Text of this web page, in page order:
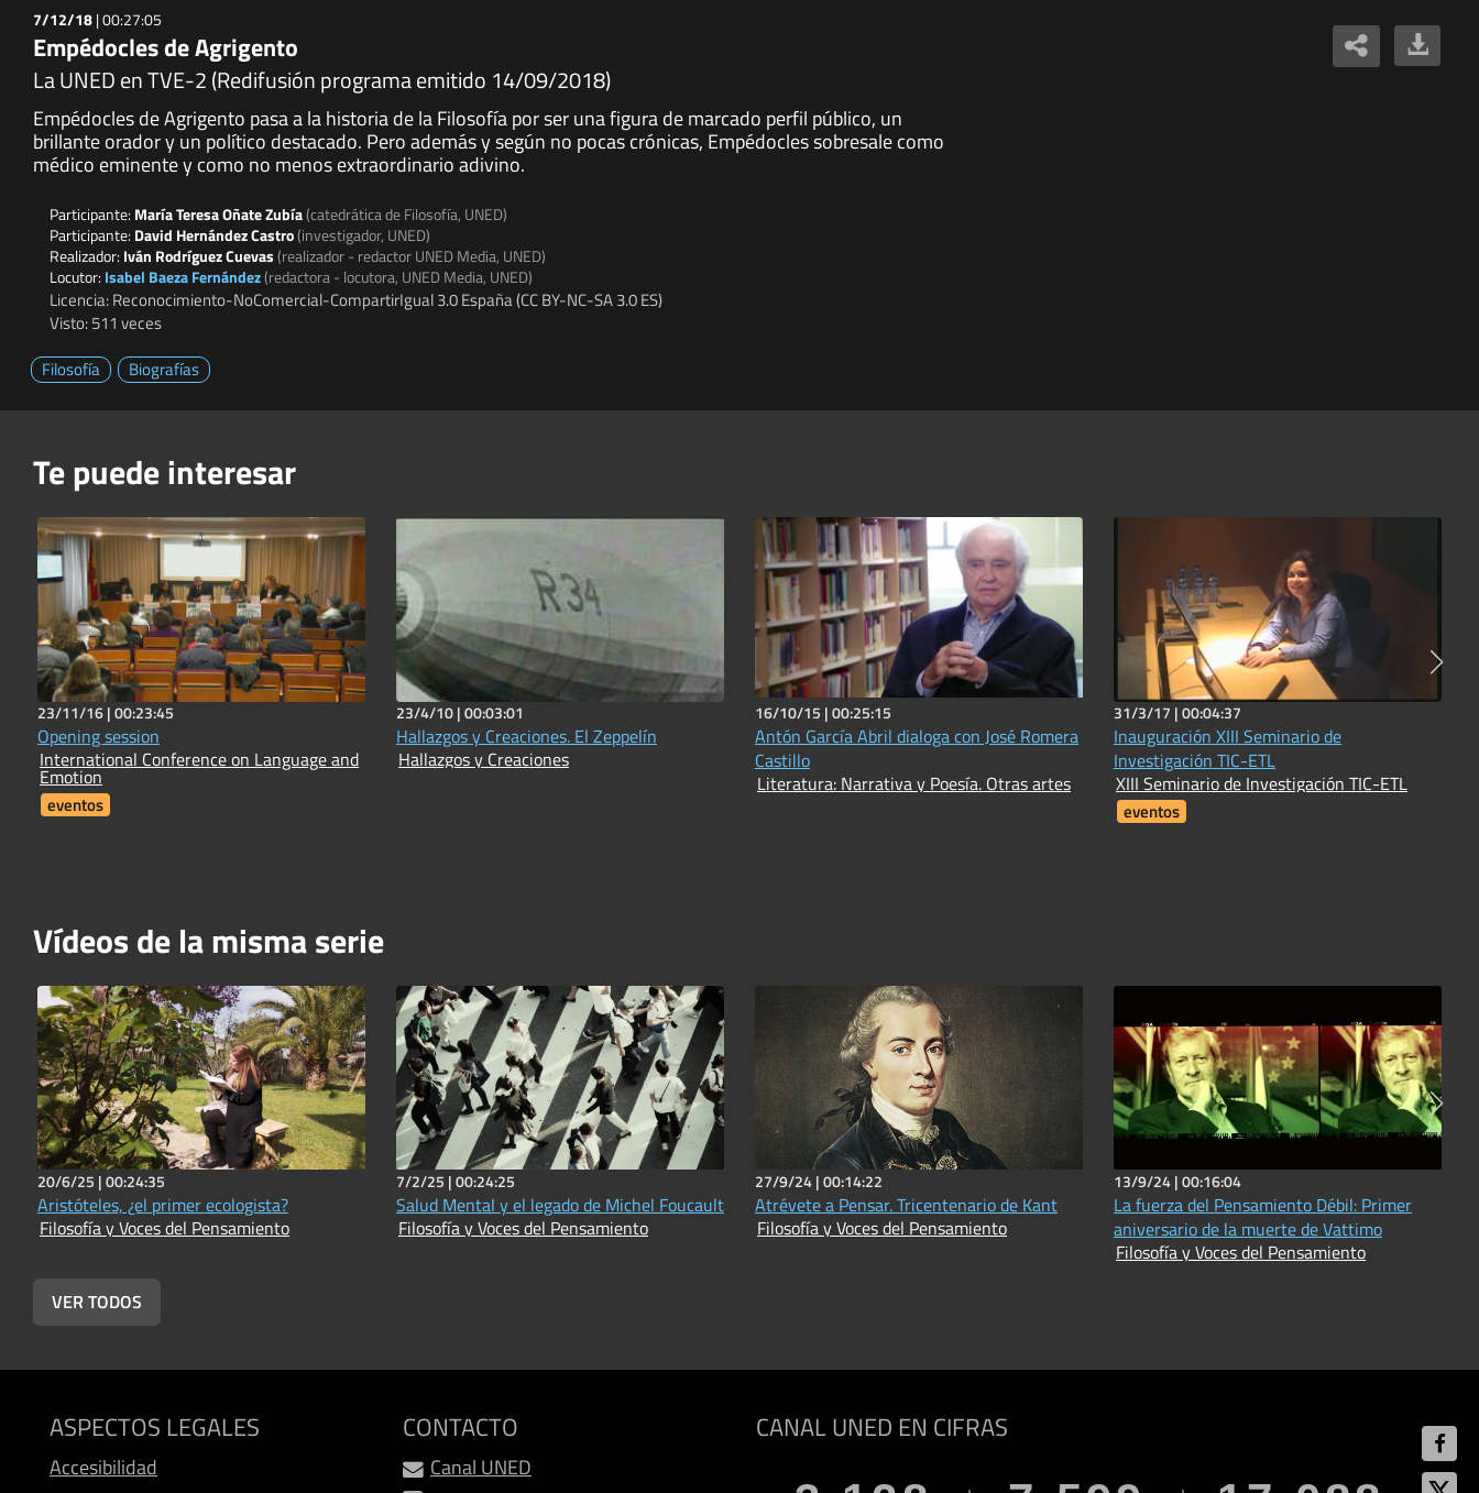
7/12/18|00:27:05
Empédocles de Agrigento
La UNED en TVE-2 (Redifusión programa emitido 14/09/2018)
Empédocles de Agrigento pasa a la historia de la Filosofía por ser una figura de marcado perfil público, un
brillante orador y un político destacado. Pero además y según no pocas crónicas, Empédocles sobresale como
médico eminente y como no menos extraordinario adivino.
Participante: María Teresa Oñate Zubía(catedrática de Filosofía, UNED)
Participante: David Hernández Castro(investigador, UNED)
Realizador: Iván Rodríguez Cuevas(realizador - redactor UNED Media, UNED)
Locutor: Isabel Baeza Fernández(redactora - locutora, UNED Media, UNED)
Licencia: Reconocimiento-NoComercial-CompartirIgual 3.0 España (CC BY-NC-SA 3.0 ES)
Visto: 511 veces
Filosofía
Biografías
Te puede interesar
23/11/16 |00:23:45
Opening session
International Conference on Language and
Emotion
eventos
23/4/10 |00:03:01
Hallazgos y Creaciones. El Zeppelín
Hallazgos y Creaciones
16/10/15 |00:25:15
Antón García Abril dialoga con José Romera
Castillo
Literatura: Narrativa y Poesía. Otras artes
31/3/17 |00:04:37
Inauguración XIII Seminario de
Investigación TIC-ETL
XIII Seminario de Investigación TIC-ETL
eventos
Vídeos de la misma serie
20/6/25 |00:24:35
Aristóteles, ¿el primer ecologista?
Filosofía y Voces del Pensamiento
7/2/25 |00:24:25
Salud Mental y el legado de Michel Foucault
Filosofía y Voces del Pensamiento
27/9/24 |00:14:22
Atrévete a Pensar. Tricentenario de Kant
Filosofía y Voces del Pensamiento
13/9/24 |00:16:04
La fuerza del Pensamiento Débil: Primer
aniversario de la muerte de Vattimo
Filosofía y Voces del Pensamiento
VER TODOS
ASPECTOS LEGALES
Accesibilidad
CONTACTO
Canal UNED
CANAL UNED EN CIFRAS